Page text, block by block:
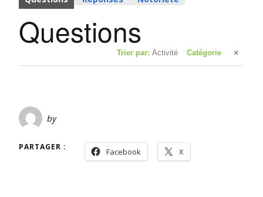
Questions
Trier par: Activité Catégorie
by
PARTAGER : Facebook X